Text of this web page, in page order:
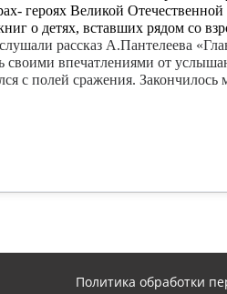
героях Великой
о детях, вставших рядом со
рассказ А.Пантелеева
своими впечатлениями от
с полей сражения. Закончилось
Политика обработки